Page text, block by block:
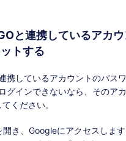
と連携しているアカ
トする
携しているアカウントのパス
グインできないなら、そのア
ください。
開き、Googleにアクセスしま